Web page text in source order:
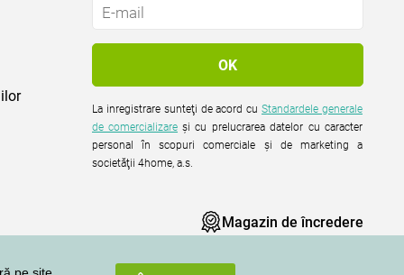
pe site,
La inregistrare sunteţi de acord cuStandardele generale
de comercializare şi cu prelucrarea datelor cu caracter
personal în scopuri comerciale şi de marketing a
societăţii 4home, a.s.
Magazin de încredere